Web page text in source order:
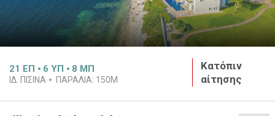
21 ΕΠ 6 ΥΠ 8 ΜΠ
ΙΔ. ΠΙΣΙΝΑ ΠΑΡΑΛΙΑ: 150M
Κατόπιν
αίτησης